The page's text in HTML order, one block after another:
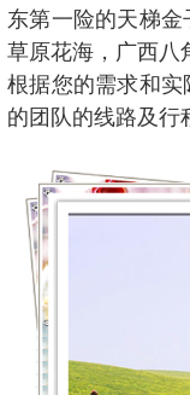
东第一险的天梯
草原花海，广西八
根据您的需求和
的团队的线路及行